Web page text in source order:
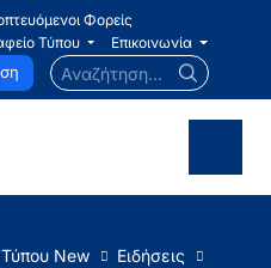
Φορείς
Τύπου Επικοινωνία
Αναζήτηση...
New
Ειδήσεις